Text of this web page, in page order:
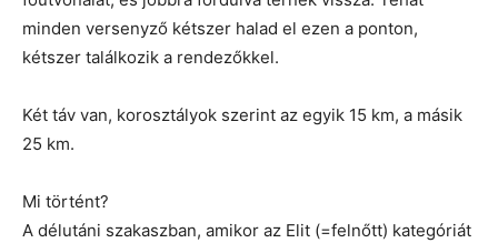
minden versenyző kétszer halad el ezen a ponton,
kétszer találkozik a rendezőkkel.
Két táv van, korosztályok szerint az egyik 15 km, a másik
25 km.
Mi történt?
A délutáni szakaszban, amikor az Elit (=felnőtt) kategóriát